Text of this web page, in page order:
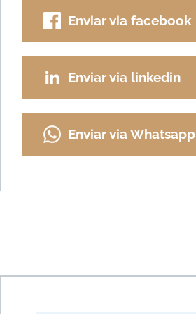
Enviar via facebook
Enviar via linkedin
Enviar via Whatsapp